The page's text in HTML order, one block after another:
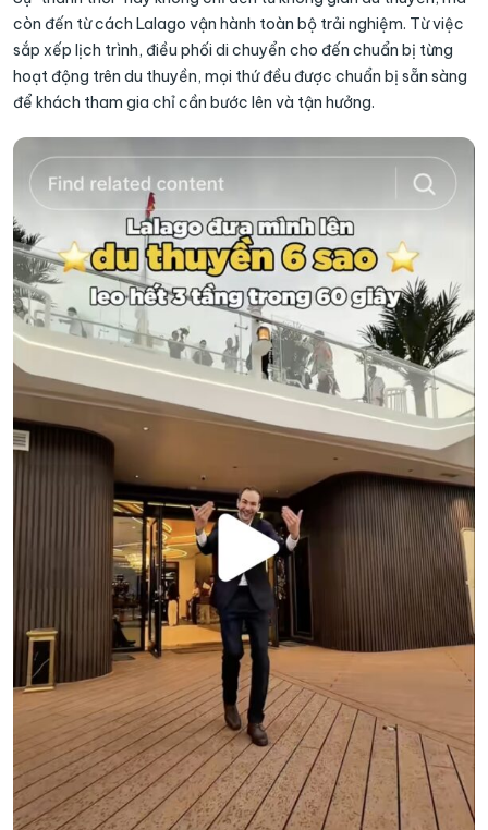
còn đến từ cách Lalago vận hành toàn bộ trải nghiệm. Từ việc
sắp xếp lịch trình, điều phối di chuyển cho đến chuẩn bị từng
hoạt động trên du thuyền, mọi thứ đều được chuẩn bị sẵn sàng
để khách tham gia chỉ cần bước lên và tận hưởng.